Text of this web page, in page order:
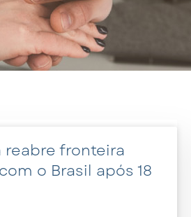
reabre fronteira
o Brasil após 18